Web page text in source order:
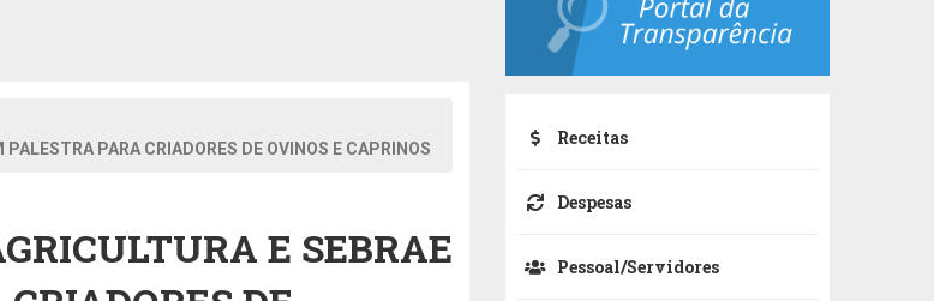
PARA CRIADORES DE OVINOS E CAPRINOS
E SEBRAE
Receitas
Despesas
Pessoal/Servidores